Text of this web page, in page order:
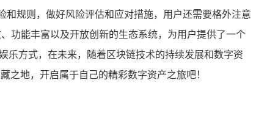
规则，做好风险评估和应对措施，用户还需要格外注意
功能丰富以及开放创新的生态系统，为用户提供了一个
乐方式，在未来，随着区块链技术的持续发展和数字资
之地，开启属于自己的精彩数字资产之旅吧！